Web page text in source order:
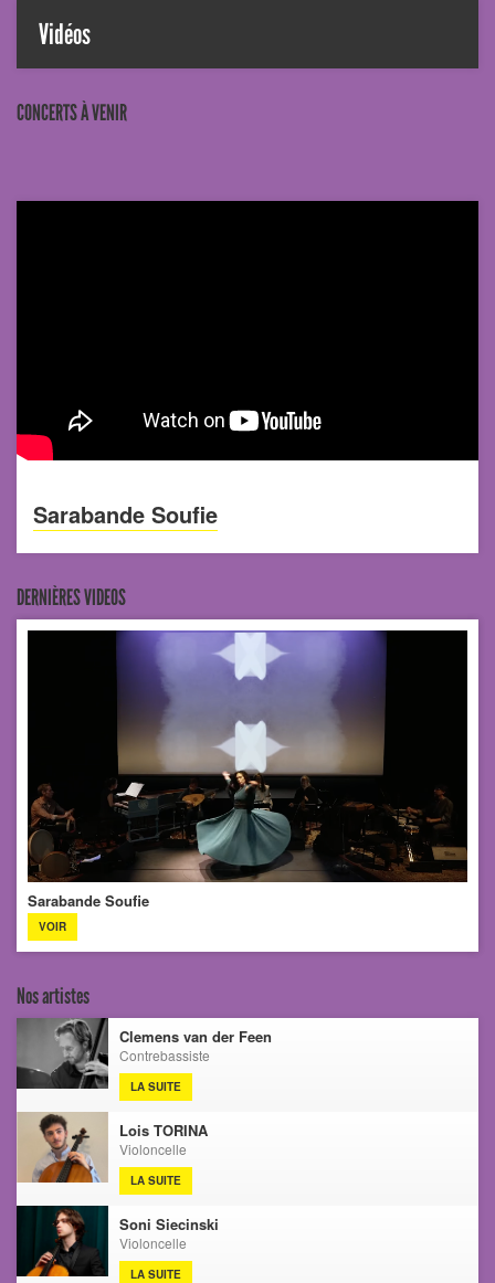
Vidéos
CONCERTS À VENIR
Sarabande Soufie
DERNIÈRES VIDEOS
Sarabande Soufie
VOIR
Nos artistes
Clemens van der Feen
Contrebassiste
LA SUITE
Lois TORINA
Violoncelle
LA SUITE
Soni Siecinski
Violoncelle
LA SUITE